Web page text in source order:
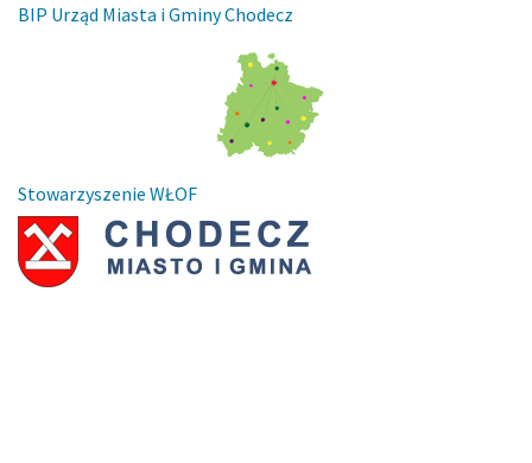
BIP Urząd Miasta i Gminy Chodecz
Stowarzyszenie WŁOF